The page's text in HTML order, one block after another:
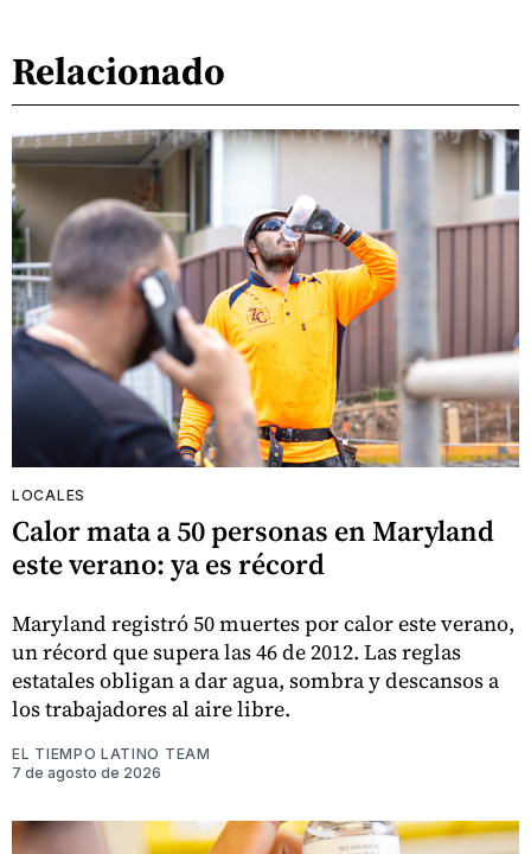
Relacionado
LOCALES
Calor mata a 50 personas en Maryland
este verano: ya es récord
Maryland registró 50 muertes por calor este verano,
un récord que supera las 46 de 2012. Las reglas
estatales obligan a dar agua, sombra y descansos a
los trabajadores al aire libre.
EL TIEMPO LATINO TEAM
7 de agosto de 2026